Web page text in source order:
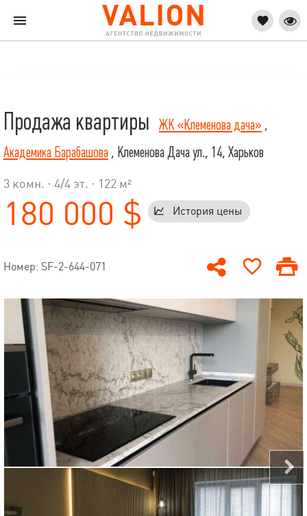
Продажа квартиры ЖК «Клеменова дача» ,
Академика Барабашова , Клеменова Дача ул., 14, Харьков
3 комн. · 4/4 эт. · 122 м²
180 000 $ История цены
Номер: SF-2-644-071